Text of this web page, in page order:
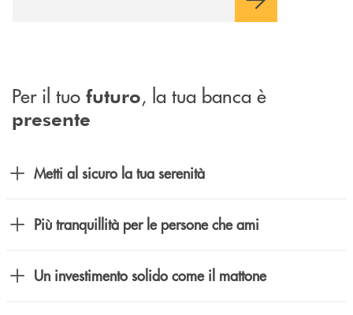
Per il tuo futuro, la tua banca è
presente
Metti al sicuro la tua serenità
Più tranquillità per le persone che ami
Un investimento solido come il mattone